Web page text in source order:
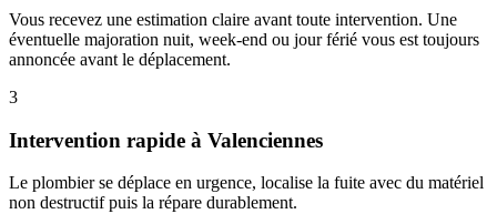
Vous recevez une estimation claire avant toute intervention. Une
éventuelle majoration nuit, week-end ou jour férié vous est toujours
annoncée avant le déplacement.
3
Intervention rapide à Valenciennes
Le plombier se déplace en urgence, localise la fuite avec du matériel
non destructif puis la répare durablement.